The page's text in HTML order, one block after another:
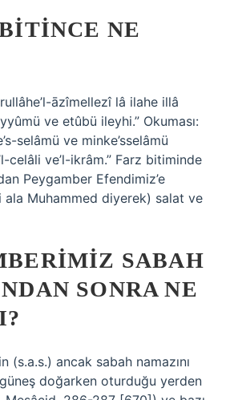
NE
āzîmellezî lâ ilahe illâ
ve etûbü ileyhi.” Okuması:
selâmü ve minke’sselâmü
celâli ve’l-ikrâm.” Farz bitiminde
Peygamber Efendimiz’e
ala Muhammed diyerek) salat ve
SABAH
SONRA NE
(s.a.s.) ancak sabah namazını
güneş doğarken oturduğu yerden